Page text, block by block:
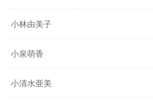
小林由美子
小泉萌香
小清水亜美